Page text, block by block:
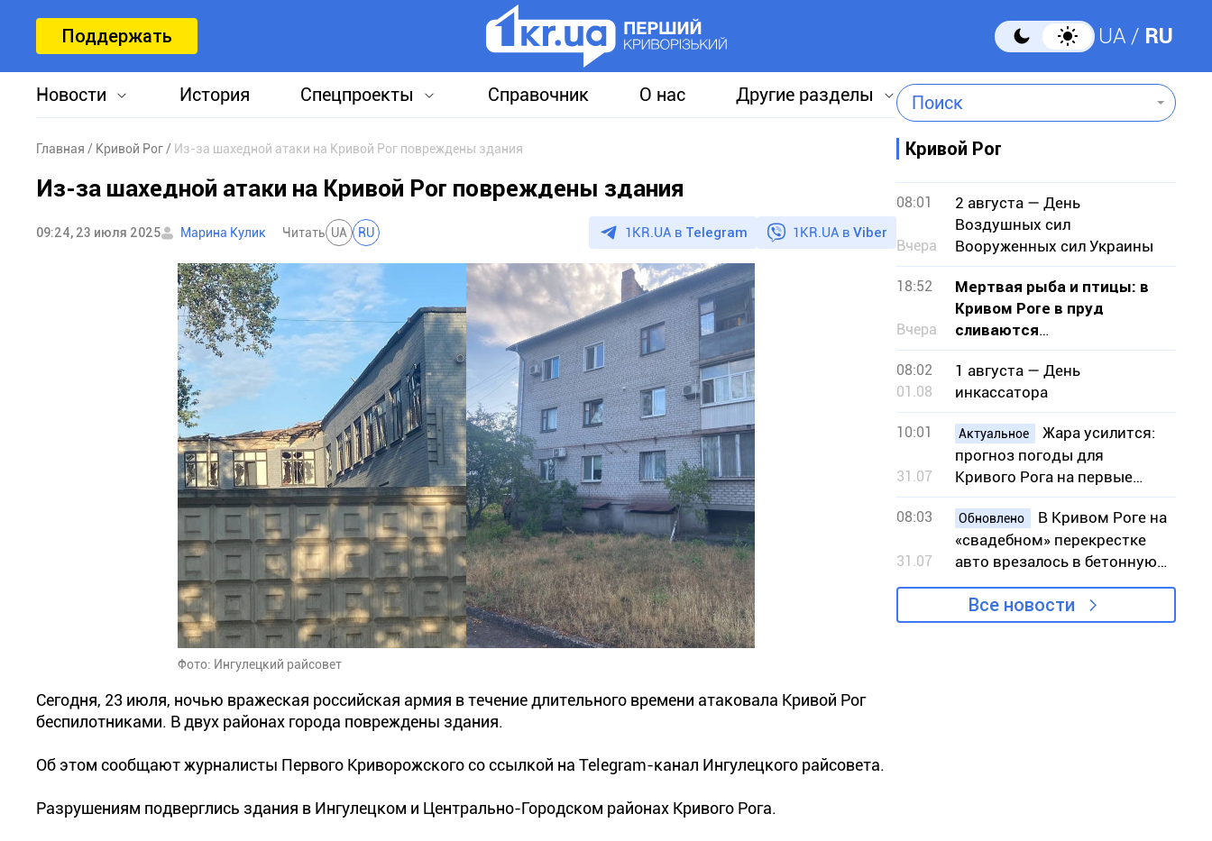
Поддержать UA RU
Новости История Спецпроекты Справочник О нас Другие разделы Поиск
Главная Кривой Рог Из-за шахедной атаки на Кривой Рог повреждены здания
Из-за шахедной атаки на Кривой Рог повреждены здания
09:24, 23 июля 2025 Марина Кулик Читать UA RU 1KR.UA в Telegram 1KR.UA в Viber
Фото: Ингулецкий райсовет
Сегодня, 23 июля, ночью вражеская российская армия в течение длительного времени атаковала Кривой Рог
беспилотниками. В двух районах города повреждены здания.
Об этом сообщают журналисты Первого Криворожского со ссылкой на Telegram-канал Ингулецкого райсовета.
Разрушениям подверглись здания в Ингулецком и Центрально-Городском районах Кривого Рога.
Кривой Рог
08:01
Вчера
2 августа — День
Воздушных сил
Вооруженных сил Украины
18:52
Вчера
Мертвая рыба и птицы: в
Кривом Роге в пруд
сливаются
канализационные стоки
08:02
01.08
1 августа — День
инкассатора
10:01
31.07
Актуальное
Жара усилится:
прогноз погоды для
Кривого Рога на первые
выходные августа
08:03
31.07
Обновлено
В Кривом Роге на
«свадебном» перекрестке
авто врезалось в бетонную
конструкцию
Все новости